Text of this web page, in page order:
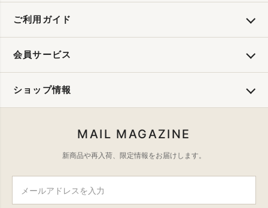
ご利用ガイド
会員サービス
ショップ情報
MAIL MAGAZINE
新商品や再入荷、限定情報をお届けします。